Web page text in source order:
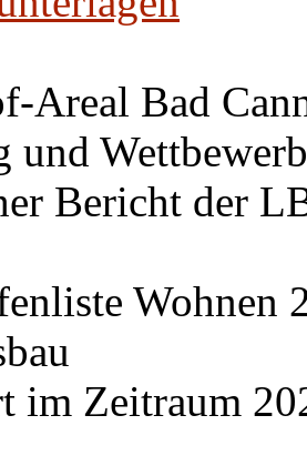
Areal Bad
und Wettbewerb
Bericht der
Wohnen
im Zeitraum